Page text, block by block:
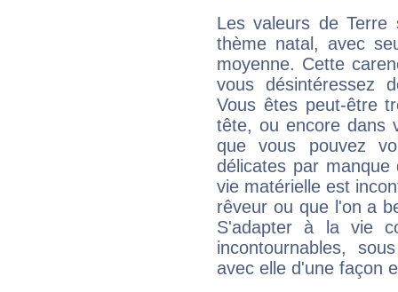
Les valeurs de Terre
thème natal, avec
moyenne. Cette
vous désintéressez
Vous êtes peut-être
tête, ou encore dans
que vous pouvez
délicates par
vie matérielle est
rêveur ou que l'on a
S'adapter à la vie
incontournables,
avec elle d'une façon